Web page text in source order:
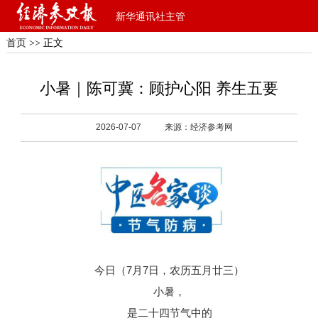
新华通讯社主管
首页 >> 正文
小暑｜陈可冀：顾护心阳 养生五要
2026-07-07 来源：经济参考网
今日（7月7日，农历五月廿三）
小暑，
是二十四节气中的